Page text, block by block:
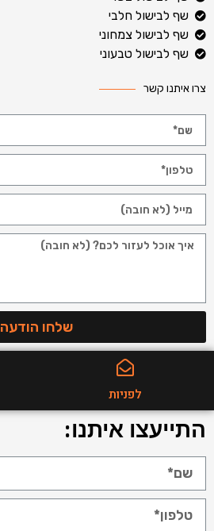
שף לבישול חלבי
שף לבישול צמחוני
שף לבישול טבעוני
צרו איתנו קשר
שלחו הודעה
לפניות
התייעצו איתנו: